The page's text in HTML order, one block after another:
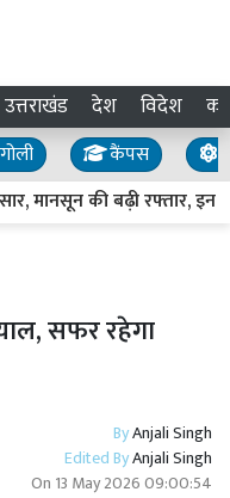
उत्तराखंड देश विदेश
कैंपस
मानसून की बढ़ी रफ्तार, इन
सफर रहेगा
ByAnjali Singh
Edited ByAnjali Singh
On 13 May 2026 09:00:54